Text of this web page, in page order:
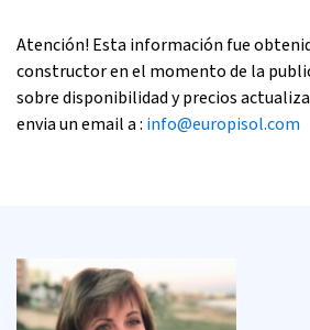
Atención! Esta información fue
constructor en el momento de la
sobre disponibilidad y precios
envia un email a : info@europisol.com